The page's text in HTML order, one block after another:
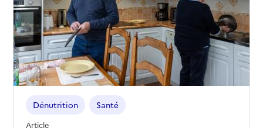
Dénutrition Santé
Article